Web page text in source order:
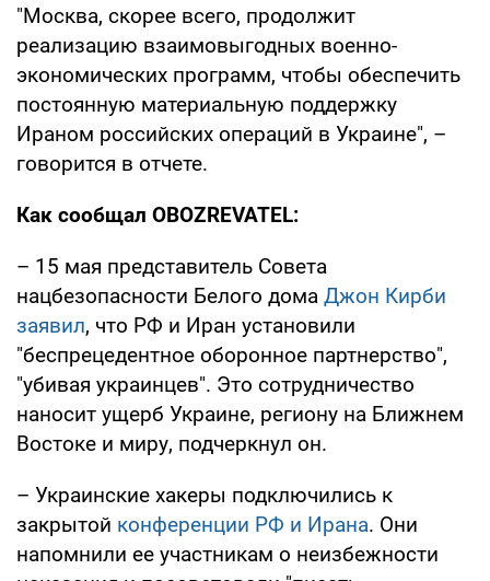
"Москва, скорее всего, продолжит
реализацию взаимовыгодных военно-
экономических программ, чтобы обеспечить
постоянную материальную поддержку
Ираном российских операций в Украине", –
говорится в отчете.
Как сообщал OBOZREVATEL:
– 15 мая представитель Совета
нацбезопасности Белого дома Джон Кирби
заявил, что РФ и Иран установили
"беспрецедентное оборонное партнерство",
"убивая украинцев". Это сотрудничество
наносит ущерб Украине, региону на Ближнем
Востоке и миру, подчеркнул он.
– Украинские хакеры подключились к
закрытой конференции РФ и Ирана. Они
напомнили ее участникам о неизбежности